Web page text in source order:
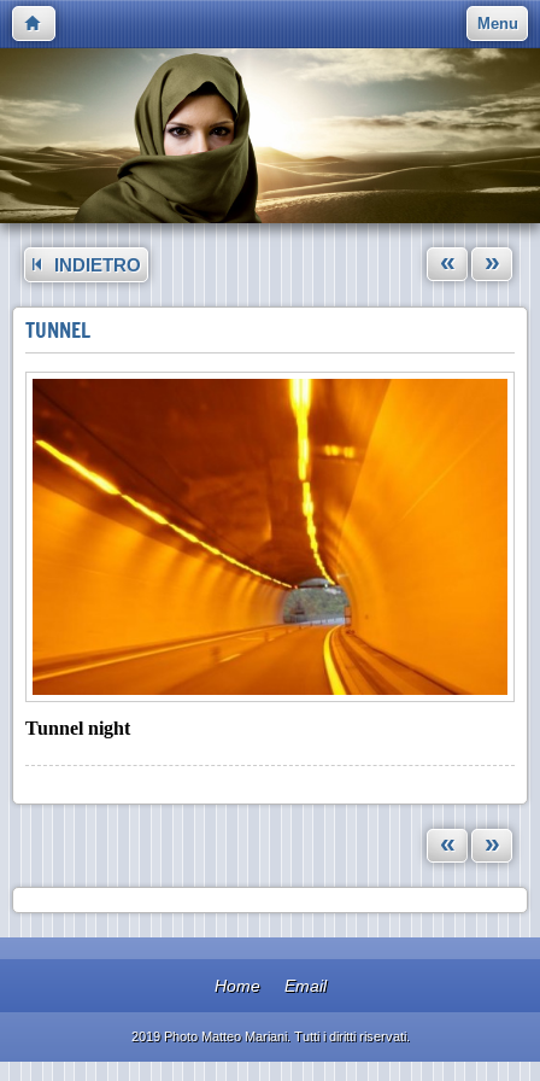
Menu
INDIETRO « »
TUNNEL
Tunnel night
« »
Home Email
2019 Photo Matteo Mariani. Tutti i diritti riservati.